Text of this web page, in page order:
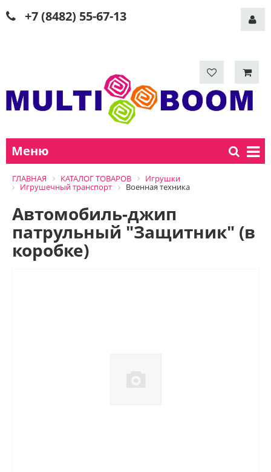
+7 (8482) 55-67-13
Меню
ГЛАВНАЯ КАТАЛОГ ТОВАРОВ
Игрушки
Игрушечный транспорт
Военная техника
Автомобиль-джип
патрульный "Защитник" (в
коробке)